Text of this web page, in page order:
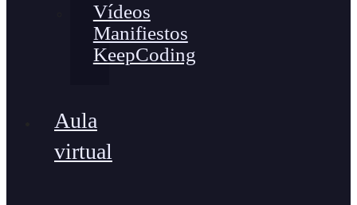
Vídeos
Manifiestos
KeepCoding
Aula
virtual